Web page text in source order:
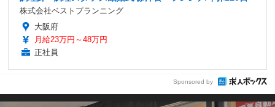
株式会社ベストプランニング
大阪府
月給23万円～48万円
正社員
Sponsored by